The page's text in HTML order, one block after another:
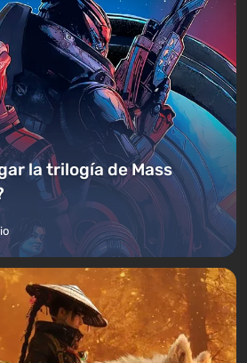
la trilogía de Mass